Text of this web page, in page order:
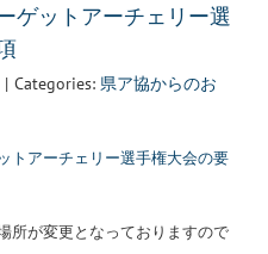
ゲットアーチェリー選
| Categories: 県ア協からのお
トアーチェリー選手権大会の要
所が変更となっておりますので